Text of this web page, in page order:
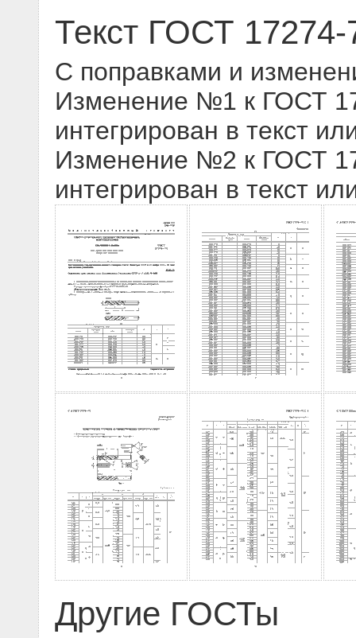
Текст ГОСТ 17274-
С поправками и
Изменение №1 к ГОСТ
интегрирован в текст
Изменение №2 к ГОСТ
интегрирован в текст
Другие ГОСТы